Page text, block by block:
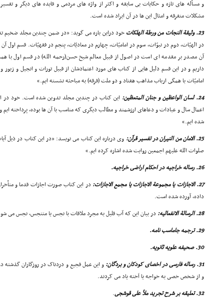
و مسأله هاى تازه و حکایات بى سابقه و اکثر از واژه هاى مردمى و فایده هاى دیگر و
مشکلات متفرقه و امثال این ها در آن ایراد شده است.
23. وثیقة النجات من ورطة الهلکات
خود دراین باره مى گوید: «در ضمن چندین مجلد ضخیم
در الهیّات، دوم در نبوّات، سوم در امامیّات، چهارم در معادیّات، پنجم در فقهیّات. قسم
آن مصدر بر مقدمه اى است در اصول از قبیل معالم شیخ حسن(رحمه الله) در قسم اول با
داریم و در این قسم دلیل هایى از کتاب هاى مورد اعتمادشان از قبیل تورات و انجیل و زبور
امامیّات با همگى ارباب مذاهب هفتاد و دو ملت (فرقه) به مباحثه نشسته ایم.»
24. لسان الواعظین و جنان المتعظین:
این کتاب در چندین مجلد تدوین شده است. خود در
اعمال سال و عبادات و دعاهاى ارزشمند و مطالب دیگرى که مناسب با آن ها بوده، پرداخته
شده ایم.»
25. الامان من النیران در تفسیر قرآن:
وى درباره این کتاب مى نویسد: «در این کتاب در ذیل
صلوات الله علیهم اجمعین روایت شده اشاره کرده ایم.»
26. رساله خراجیه در احکام اراضى خراجیه.
27. الاجازات یا مجموعة الاجازات یا مجمع الاجازات:
در این کتاب صورت اجازات قدما و
داده، آورده شده است.
28. الرسالة الانفعالیه:
در بیان این که آب قلیل به مجرد ملاقات با نجس یا متنجس، نجس مى
29. ترجمه جاماسب نامه.
30. صحیفه علویه ثانویه.
31. رساله فارسى در اخصاى کودکان و بردگان:
و این عمل فجیع و دردناک در روزگاران گذشته
و از شخص خصى به خواجه یا اَخته یاد مى کردند.
32. تعلیقه بر شرح تجرید ملاّ على قوشجى
.